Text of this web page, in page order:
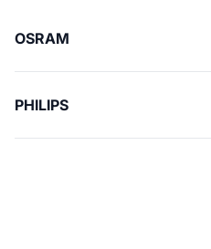
OSRAM
PHILIPS